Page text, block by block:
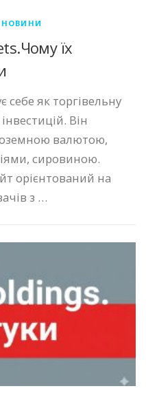
НОВИНИ
їх
себе як торгівельну
Він
валютою,
сировиною.
орієнтований на
з …